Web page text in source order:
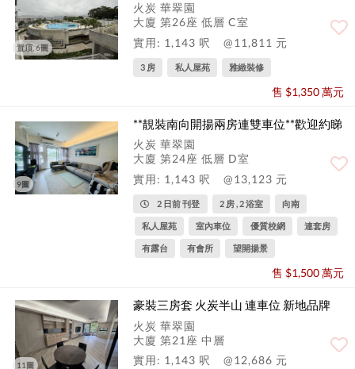
置頂, 6圖
火炭 華翠園
大廈 第26座 低層 C室
實用: 1,143 呎
@11,811 元
3 房 私人屋苑 雅緻裝修
售 $1,350 萬元
9圖
**靚裝南向開揚兩房連雙車位**歡迎約睇
火炭 華翠園
大廈 第24座 低層 D室
實用: 1,143 呎
@13,123 元
2 日前 刊登 2 房 , 2 浴室 向南
私人屋苑 室內車位 優質校網 連套房
有露台 有會所 望開揚景
售 $1,500 萬元
11圖
豪裝三房套 火炭半山 連車位 新地品牌
火炭 華翠園
大廈 第21座 中層
實用: 1,143 呎
@12,686 元